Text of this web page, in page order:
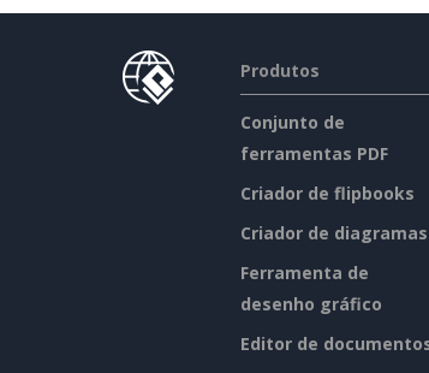
Produtos
Conjunto de
ferramentas PDF
Criador de flipbooks
Criador de diagramas
Ferramenta de
desenho gráfico
Editor de